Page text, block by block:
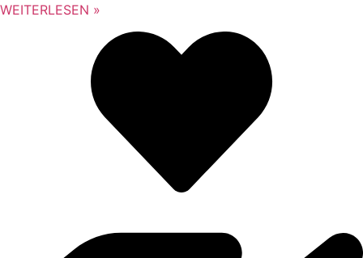
WEITERLESEN »